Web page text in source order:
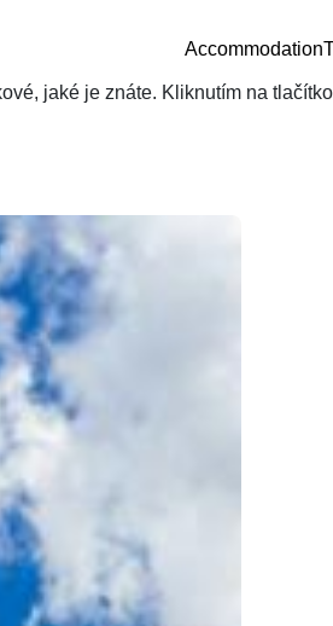
Accommodation
jaké je znáte. Kliknutím na